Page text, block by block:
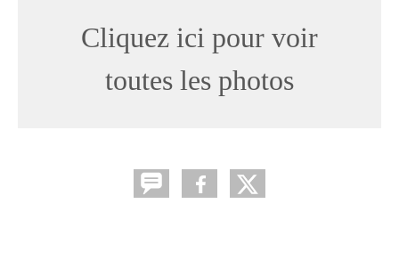
Cliquez ici pour voir
toutes les photos